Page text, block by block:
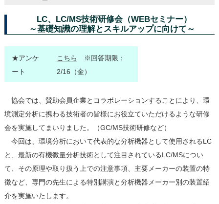
LC、LC/MS技術研修会（WEBセミナー）
～基礎知識の理解とスキルアップに向けて～
★アンケ
ート
こちら
※回答期限：
2/16（金）
協会では、賛助会員企業とコラボレーションすることにより、環
境測定分析に携わる技術者の皆様にお役立ていただけるような研修
会を実施してまいりました。（GC/MS技術研修など）
今回は、環境分析において代表的な分析機器として使用されるLC
と、最新の有機微量分析技術として注目されているLC/MSについ
て、その原理や取り扱う上での注意事項、主要メーカーの装置の特
徴など、専門の先生による特別講演と分析機器メーカー別の装置紹
介を実施いたします。